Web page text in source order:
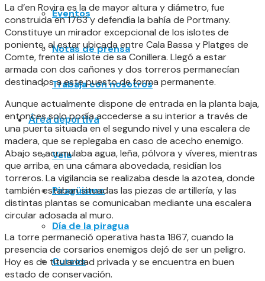
Eventos
Notas de prensa
Trabaja con nosotros
Área deportiva
Vela
Piragüismo
Día de la piragua
Cursos
La d’en Rovira es la de mayor altura y diámetro, fue
construida en 1763 y defendía la bahía de Portmany.
Constituye un mirador excepcional de los islotes de
poniente, al estar ubicada entre Cala Bassa y Platges de
Comte, frente al islote de sa Conillera. Llegó a estar
armada con dos cañones y dos torreros permanecían
destinados a este puesto de forma permanente.
Aunque actualmente dispone de entrada en la planta baja,
entonces solo podía accederse a su interior a través de
una puerta situada en el segundo nivel y una escalera de
madera, que se replegaba en caso de acecho enemigo.
Abajo se acumulaba agua, leña, pólvora y víveres, mientras
que arriba, en una cámara abovedada, residían los
torreros. La vigilancia se realizaba desde la azotea, donde
también estaban situadas las piezas de artillería, y las
distintas plantas se comunicaban mediante una escalera
circular adosada al muro.
La torre permaneció operativa hasta 1867, cuando la
presencia de corsarios enemigos dejó de ser un peligro.
Hoy es de titularidad privada y se encuentra en buen
estado de conservación.